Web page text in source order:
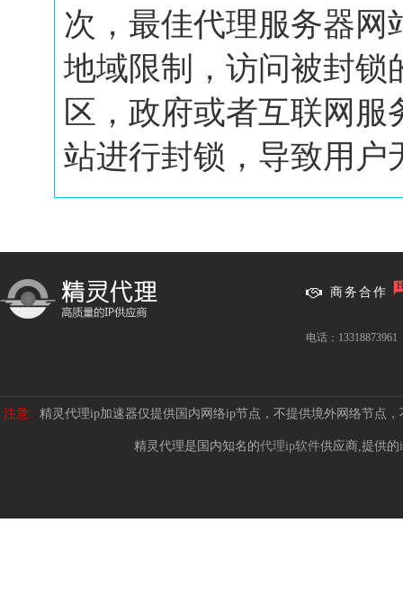
次，最佳代理服务器
地域限制，访问被封锁
区，政府或者互联网
站进行封锁，导致用户
商务合作
电话：13318873961
注意: 精灵代理ip加速器仅提供国内网络ip节点，不提供境外网络节点
精灵代理是国内知名的代理ip软件供应商,提供的